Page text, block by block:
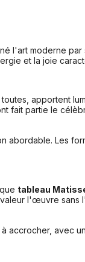
l'art moderne
et la joie
apportent
fait partie le
abordable. Les
tableau
l'œuvre sans
accrocher, avec